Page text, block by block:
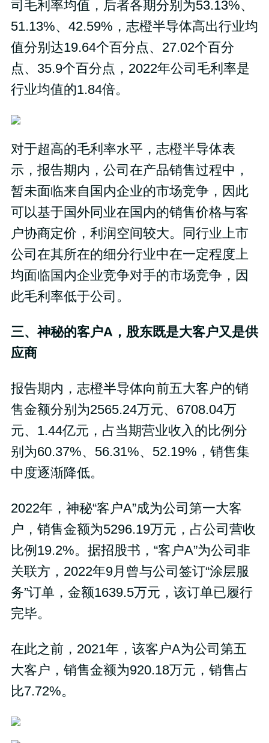
司毛利率均值，后者各期分别为53.13%、
51.13%、42.59%，志橙半导体高出行业均
值分别达19.64个百分点、27.02个百分
点、35.9个百分点，2022年公司毛利率是
行业均值的1.84倍。
对于超高的毛利率水平，志橙半导体表
示，报告期内，公司在产品销售过程中，
暂未面临来自国内企业的市场竞争，因此
可以基于国外同业在国内的销售价格与客
户协商定价，利润空间较大。同行业上市
公司在其所在的细分行业中在一定程度上
均面临国内企业竞争对手的市场竞争，因
此毛利率低于公司。
三、神秘的客户A，股东既是大客户又是供
应商
报告期内，志橙半导体向前五大客户的销
售金额分别为2565.24万元、6708.04万
元、1.44亿元，占当期营业收入的比例分
别为60.37%、56.31%、52.19%，销售集
中度逐渐降低。
2022年，神秘“客户A”成为公司第一大客
户，销售金额为5296.19万元，占公司营收
比例19.2%。据招股书，“客户A”为公司非
关联方，2022年9月曾与公司签订“涂层服
务”订单，金额1639.5万元，该订单已履行
完毕。
在此之前，2021年，该客户A为公司第五
大客户，销售金额为920.18万元，销售占
比7.72%。